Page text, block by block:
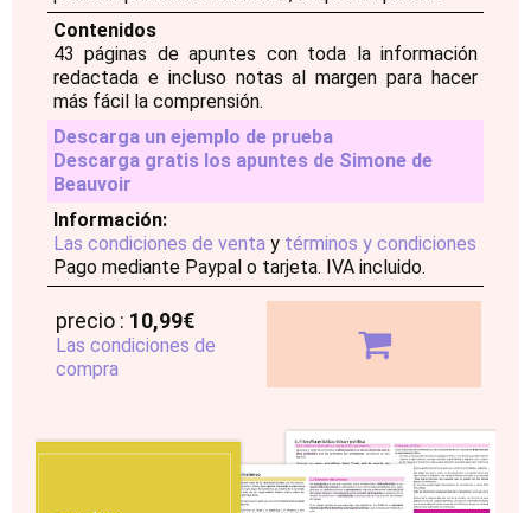
Contenidos
43 páginas de apuntes con toda la información
redactada e incluso notas al margen para hacer
más fácil la comprensión.
Descarga un ejemplo de prueba
Descarga gratis los apuntes de Simone de
Beauvoir
Información:
Las condiciones de venta y términos y condiciones
Pago mediante Paypal o tarjeta. IVA incluido.
precio : 10,99€
Las condiciones de
compra